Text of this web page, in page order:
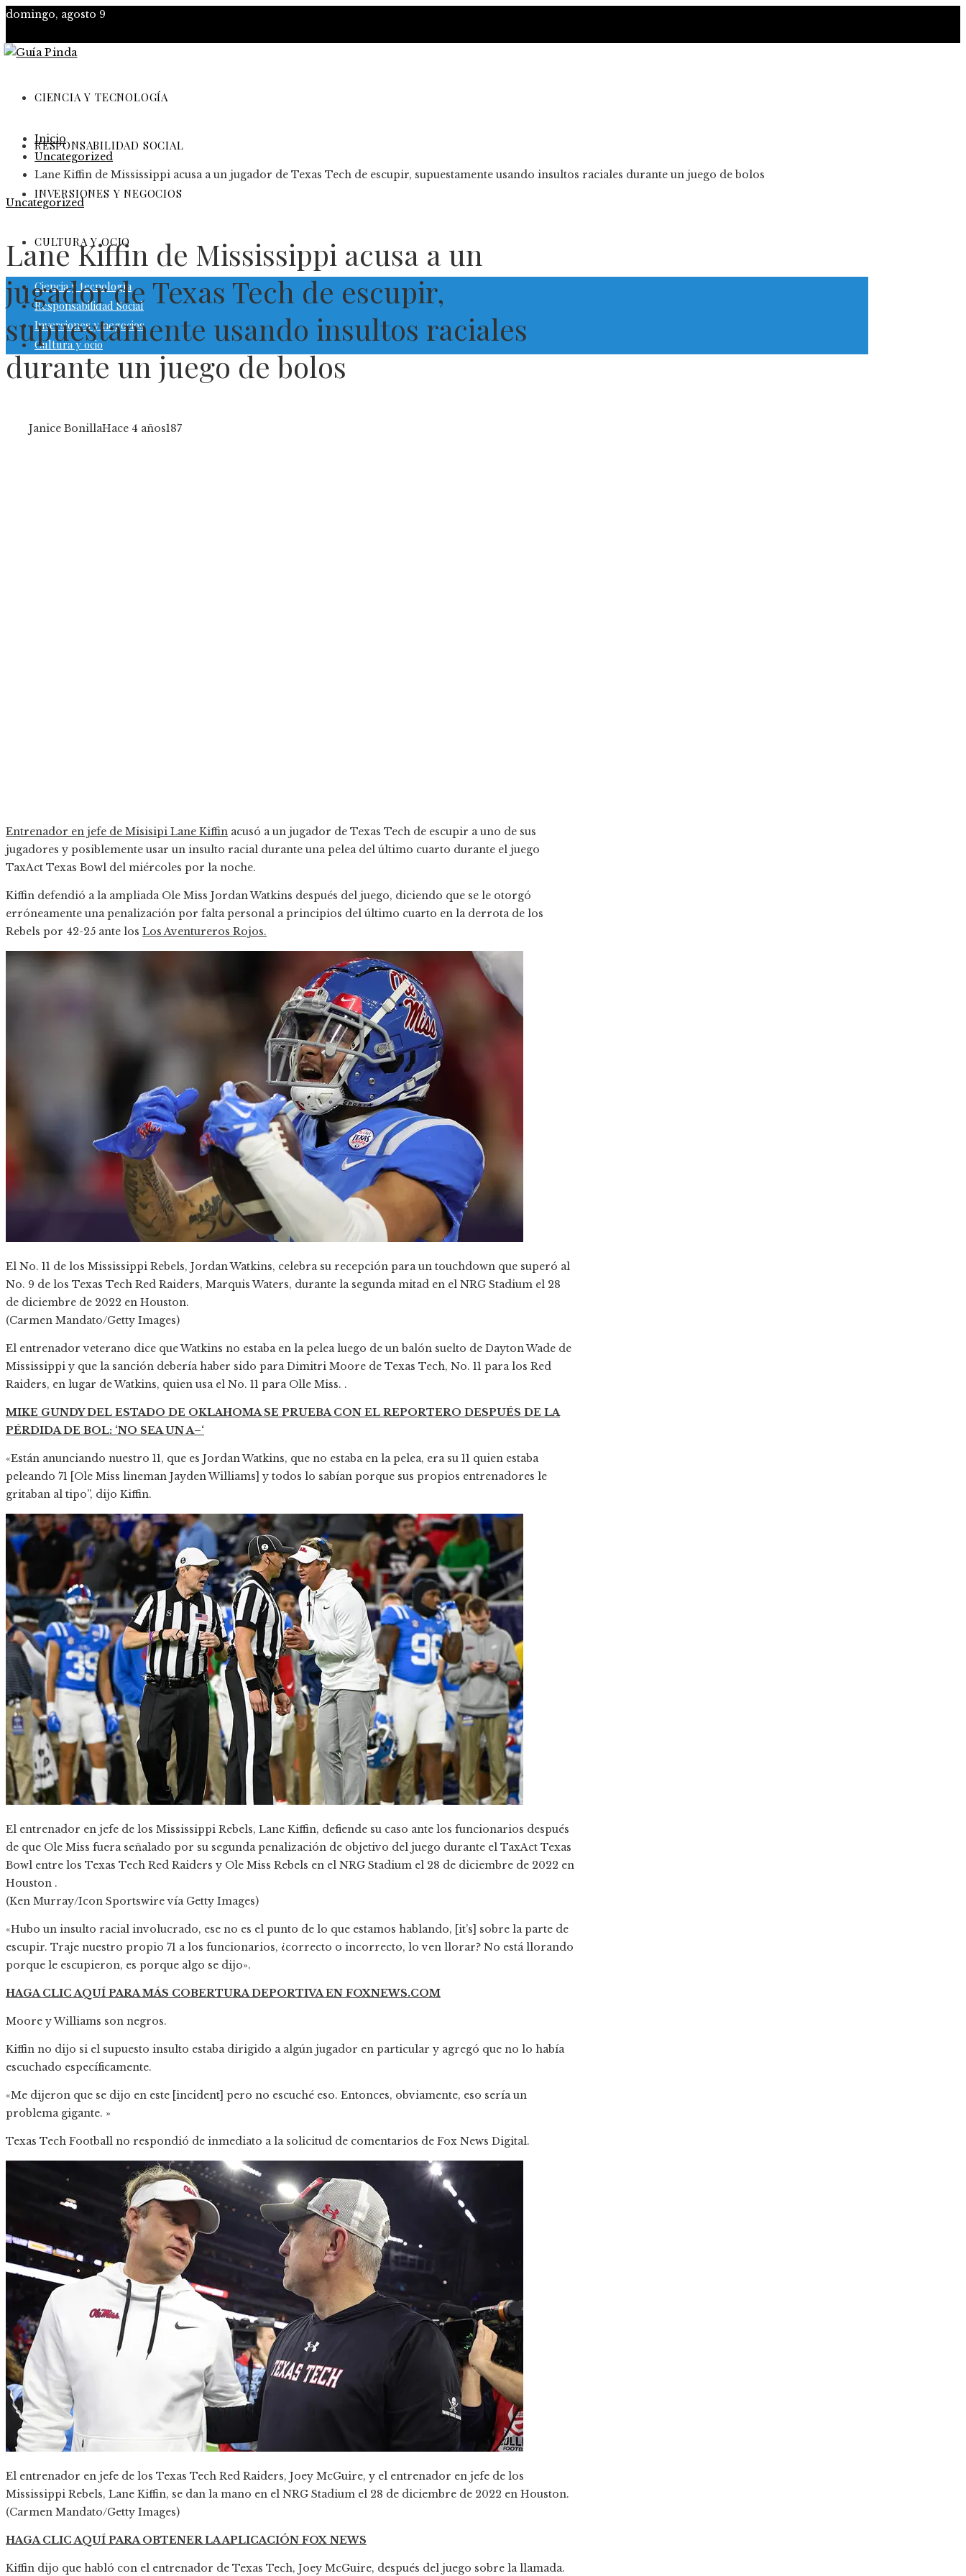
domingo, agosto 9
CIENCIA Y TECNOLOGÍA
RESPONSABILIDAD SOCIAL
INVERSIONES Y NEGOCIOS
CULTURA Y OCIO
Ciencia y tecnología
Responsabilidad Social
Inversiones y negocios
Cultura y ocio
Inicio
Uncategorized
Lane Kiffin de Mississippi acusa a un jugador de Texas Tech de escupir, supuestamente usando insultos raciales durante un juego de bolos
Uncategorized
Lane Kiffin de Mississippi acusa a un
jugador de Texas Tech de escupir,
supuestamente usando insultos raciales
durante un juego de bolos
Janice BonillaHace 4 años187
Entrenador en jefe de Misisipi Lane Kiffin acusó a un jugador de Texas Tech de escupir a uno de sus
jugadores y posiblemente usar un insulto racial durante una pelea del último cuarto durante el juego
TaxAct Texas Bowl del miércoles por la noche.
Kiffin defendió a la ampliada Ole Miss Jordan Watkins después del juego, diciendo que se le otorgó
erróneamente una penalización por falta personal a principios del último cuarto en la derrota de los
Rebels por 42-25 ante los Los Aventureros Rojos.
El No. 11 de los Mississippi Rebels, Jordan Watkins, celebra su recepción para un touchdown que superó al
No. 9 de los Texas Tech Red Raiders, Marquis Waters, durante la segunda mitad en el NRG Stadium el 28
de diciembre de 2022 en Houston.
(Carmen Mandato/Getty Images)
El entrenador veterano dice que Watkins no estaba en la pelea luego de un balón suelto de Dayton Wade de
Mississippi y que la sanción debería haber sido para Dimitri Moore de Texas Tech, No. 11 para los Red
Raiders, en lugar de Watkins, quien usa el No. 11 para Olle Miss. .
MIKE GUNDY DEL ESTADO DE OKLAHOMA SE PRUEBA CON EL REPORTERO DESPUÉS DE LA
PÉRDIDA DE BOL: ‘NO SEA UN A–‘
«Están anunciando nuestro 11, que es Jordan Watkins, que no estaba en la pelea, era su 11 quien estaba
peleando 71 [Ole Miss lineman Jayden Williams] y todos lo sabían porque sus propios entrenadores le
gritaban al tipo”, dijo Kiffin.
El entrenador en jefe de los Mississippi Rebels, Lane Kiffin, defiende su caso ante los funcionarios después
de que Ole Miss fuera señalado por su segunda penalización de objetivo del juego durante el TaxAct Texas
Bowl entre los Texas Tech Red Raiders y Ole Miss Rebels en el NRG Stadium el 28 de diciembre de 2022 en
Houston .
(Ken Murray/Icon Sportswire vía Getty Images)
«Hubo un insulto racial involucrado, ese no es el punto de lo que estamos hablando, [it’s] sobre la parte de
escupir. Traje nuestro propio 71 a los funcionarios, ¿correcto o incorrecto, lo ven llorar? No está llorando
porque le escupieron, es porque algo se dijo».
HAGA CLIC AQUÍ PARA MÁS COBERTURA DEPORTIVA EN FOXNEWS.COM
Moore y Williams son negros.
Kiffin no dijo si el supuesto insulto estaba dirigido a algún jugador en particular y agregó que no lo había
escuchado específicamente.
«Me dijeron que se dijo en este [incident] pero no escuché eso. Entonces, obviamente, eso sería un
problema gigante. »
Texas Tech Football no respondió de inmediato a la solicitud de comentarios de Fox News Digital.
El entrenador en jefe de los Texas Tech Red Raiders, Joey McGuire, y el entrenador en jefe de los
Mississippi Rebels, Lane Kiffin, se dan la mano en el NRG Stadium el 28 de diciembre de 2022 en Houston.
(Carmen Mandato/Getty Images)
HAGA CLIC AQUÍ PARA OBTENER LA APLICACIÓN FOX NEWS
Kiffin dijo que habló con el entrenador de Texas Tech, Joey McGuire, después del juego sobre la llamada.